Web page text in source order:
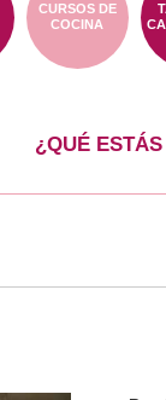
CURSOS DE
COCINA
¿QUÉ